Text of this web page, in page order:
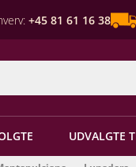
+45 81 61 16 38
UDVALGTE